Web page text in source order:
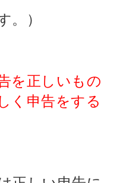
。）
を正しいもの
く申告をする